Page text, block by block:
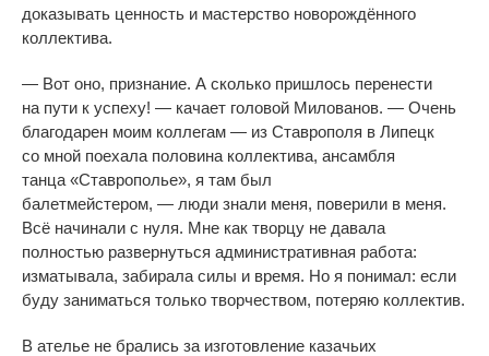
доказывать ценность и мастерство новорождённого
коллектива.
— Вот оно, признание. А сколько пришлось перенести
на пути к успеху! — качает головой Милованов. — Очень
благодарен моим коллегам — из Ставрополя в Липецк
со мной поехала половина коллектива, ансамбля
танца «Ставрополье», я там был
балетмейстером, — люди знали меня, поверили в меня.
Всё начинали с нуля. Мне как творцу не давала
полностью развернуться административная работа:
изматывала, забирала силы и время. Но я понимал: если
буду заниматься только творчеством, потеряю коллектив.
В ателье не брались за изготовление казачьих